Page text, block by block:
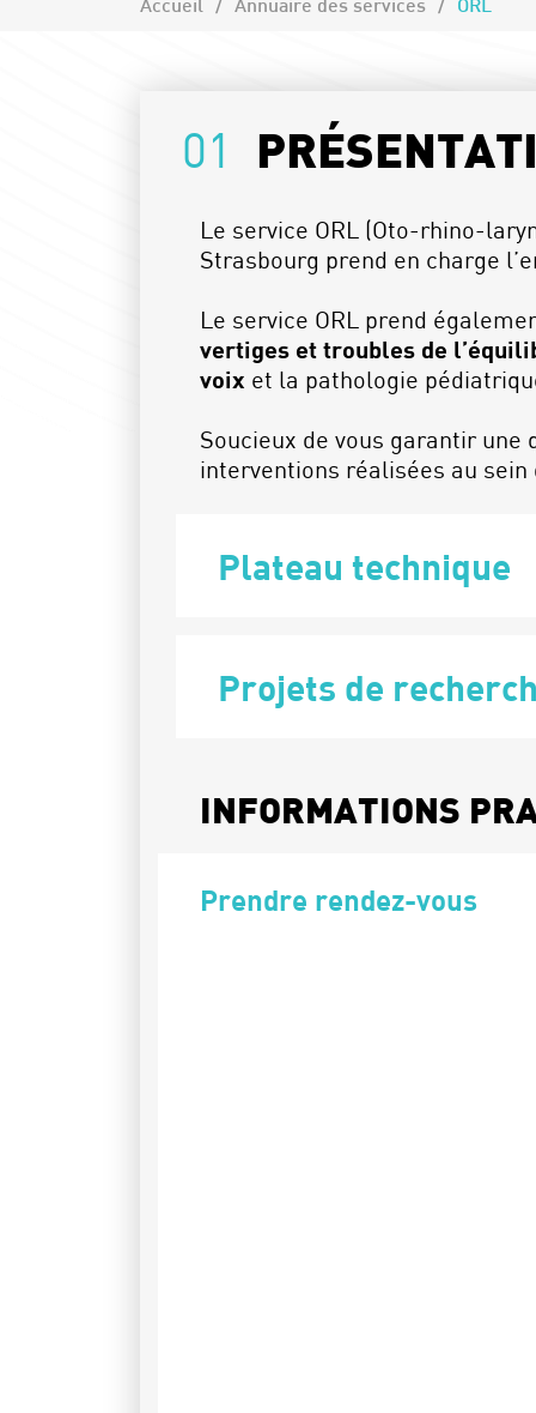
Accueil Annuaire des services ORL
01
Le service ORL (Oto-rhino-
Strasbourg prend en charge
Le service ORL prend
vertiges et troubles de
voix et la pathologie
Soucieux de vous garantir
interventions réalisées au
Plateau technique
Projets de
INFORMATIONS
Prendre rendez-vous